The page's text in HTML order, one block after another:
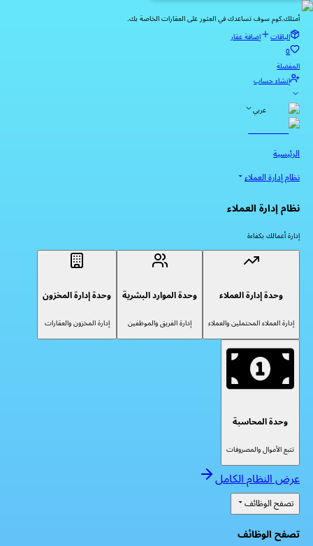
أمتلك.كوم سوف تساعدك في العثور على العقارات الخاصة بك.
الباقات
إضافة عقار
0
المفضلة
إنشاء حساب
عربي
الرئيسية
نظام إدارة العملاء
نظام إدارة العملاء
إدارة أعمالك بكفاءة
وحدة إدارة العملاء
إدارة العملاء المحتملين والعملاء
وحدة الموارد البشرية
إدارة الفريق والموظفين
وحدة إدارة المخزون
إدارة المخزون والعقارات
وحدة المحاسبة
تتبع الأموال والمصروفات
عرض النظام الكامل
تصفح الوظائف
تصفح الوظائف